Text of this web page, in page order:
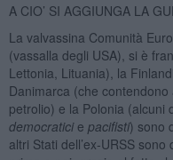
A CIO’ SI AGGIUNGA LA
La valvassina Comunità
(vassalla degli USA), si è
Lettonia, Lituania), la
Danimarca (che
petrolio) e la Polonia (alcuni
democraticie pacifisti) sono
altri Stati dell’ex-URSS